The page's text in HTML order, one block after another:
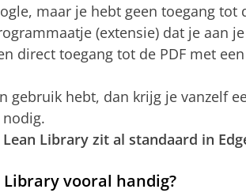
maar je hebt geen toegang tot
(extensie) dat je aan
direct toegang tot de PDF met
gebruik hebt, dan krijg je vanzelf
Library zit al standaard in
vooral handig?